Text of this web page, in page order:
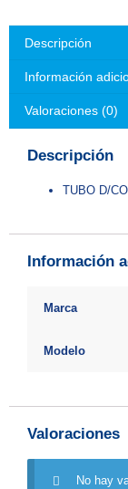
Descripción
Información
Valoraciones (0)
Descripción
TUBO D/
Información
Marca
Modelo
Valoraciones
No hay